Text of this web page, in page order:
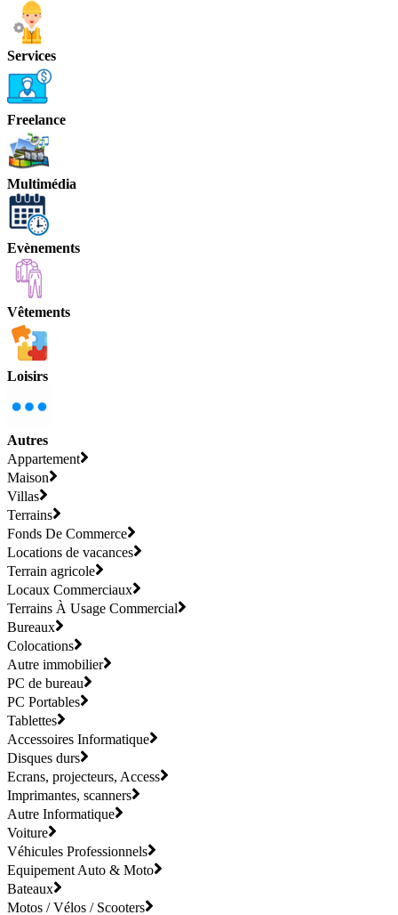
Services
Freelance
Multimédia
Evènements
Vêtements
Loisirs
Autres
Appartement
Maison
Villas
Terrains
Fonds De Commerce
Locations de vacances
Terrain agricole
Locaux Commerciaux
Terrains À Usage Commercial
Bureaux
Colocations
Autre immobilier
PC de bureau
PC Portables
Tablettes
Accessoires Informatique
Disques durs
Ecrans, projecteurs, Access
Imprimantes, scanners
Autre Informatique
Voiture
Véhicules Professionnels
Equipement Auto & Moto
Bateaux
Motos / Vélos / Scooters